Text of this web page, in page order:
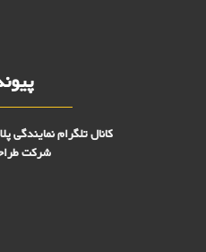
کانال تلگرام نمایندگی
شرکت